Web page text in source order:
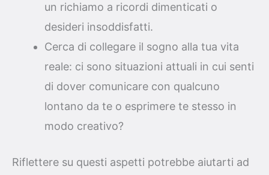
un richiamo a ricordi dimenticati o
desideri insoddisfatti.
Cerca di collegare il sogno alla tua vita
reale: ci sono situazioni attuali in cui senti
di dover comunicare con qualcuno
lontano da te o esprimere te stesso in
modo creativo?
Riflettere su questi aspetti potrebbe aiutarti ad